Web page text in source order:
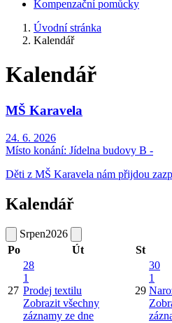
Kompenzační pomůcky
Úvodní stránka
Kalendář
Kalendář
MŠ Karavela
24. 6. 2026
Místo konání: Jídelna budovy B -
Děti z MŠ Karavela nám přijdou
Kalendář
Srpen2026
Po
Út St
27
28
1
Prodej textilu
Zobrazit všechny
záznamy ze dne
29
30
1